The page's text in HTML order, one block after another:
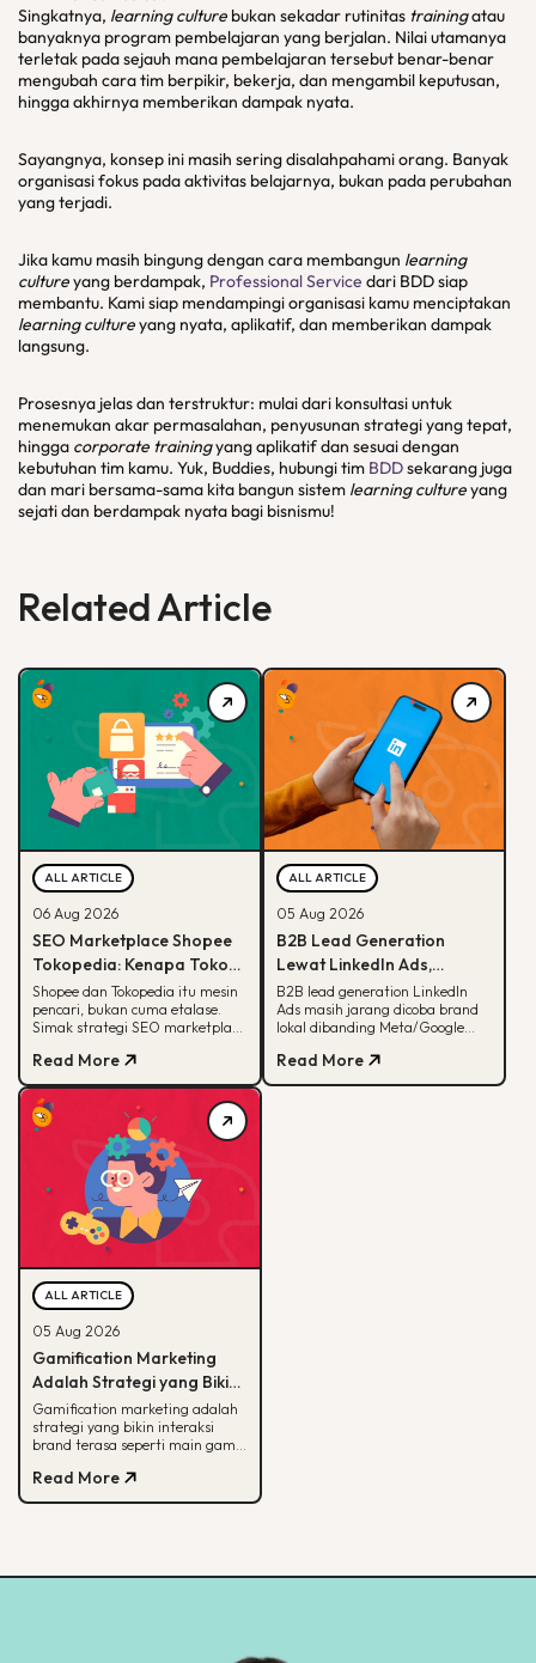
Singkatnya, learning culture bukan sekadar rutinitas trainingatau
banyaknya program pembelajaran yang berjalan. Nilai utamanya
terletak pada sejauh mana pembelajaran tersebut benar-benar
mengubah cara tim berpikir, bekerja, dan mengambil keputusan,
hingga akhirnya memberikan dampak nyata.
Sayangnya, konsep ini masih sering disalahpahami orang. Banyak
organisasi fokus pada aktivitas belajarnya, bukan pada perubahan
yang terjadi.
Jika kamu masih bingung dengan cara membangun learning
cultureyang berdampak, Professional Service dari BDD siap
membantu. Kami siap mendampingi organisasi kamu menciptakan
learning cultureyang nyata, aplikatif, dan memberikan dampak
langsung.
Prosesnya jelas dan terstruktur: mulai dari konsultasi untuk
menemukan akar permasalahan, penyusunan strategi yang tepat,
hingga corporate trainingyang aplikatif dan sesuai dengan
kebutuhan tim kamu. Yuk, Buddies, hubungi tim BDDsekarang juga
dan mari bersama-sama kita bangun sistem learning cultureyang
sejati dan berdampak nyata bagi bisnismu!
Related Article
ALL ARTICLE
06 Aug 2026
SEO Marketplace Shopee
Tokopedia: Kenapa Toko
Online-mu Perlu Lebih dari
Sekadar Etalase
Shopee dan Tokopedia itu mesin
pencari, bukan cuma etalase.
Simak strategi SEO marketplace
produkmu lebih mudah
ditemukan.
Read More
ALL ARTICLE
05 Aug 2026
B2B Lead Generation
Lewat LinkedIn Ads,
Strategi yang Masih
Jarang Dicoba Brand
Lokal
B2B lead generation LinkedIn
Ads masih jarang dicoba brand
lokal dibanding Meta/Google
unggul buat B2B dan cara
eksekusinya.
Read More
ALL ARTICLE
05 Aug 2026
Gamification Marketing
Adalah Strategi yang Bikin
Konsumen Betah, Ini Cara
Kerjanya
Gamification marketing adalah
strategi yang bikin interaksi
brand terasa seperti main game.
cara mulainya di sini.
Read More